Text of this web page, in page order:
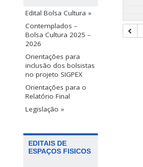
Edital Bolsa Cultura »
Contemplados –
Bolsa Cultura 2025 –
2026
Orientações para
inclusão dos bolsistas
no projeto SIGPEX
Orientações para o
Relatório Final
Legislação »
EDITAIS DE
ESPAÇOS FISICOS